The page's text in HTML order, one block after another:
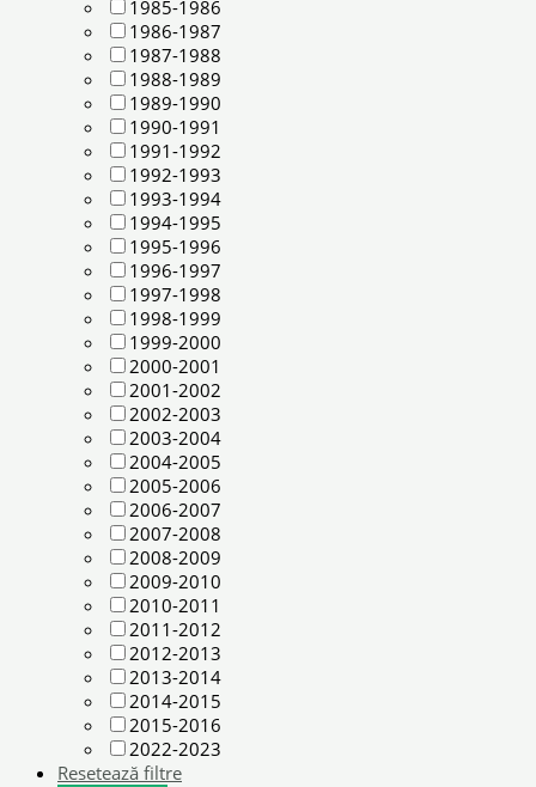
1985-1986
1986-1987
1987-1988
1988-1989
1989-1990
1990-1991
1991-1992
1992-1993
1993-1994
1994-1995
1995-1996
1996-1997
1997-1998
1998-1999
1999-2000
2000-2001
2001-2002
2002-2003
2003-2004
2004-2005
2005-2006
2006-2007
2007-2008
2008-2009
2009-2010
2010-2011
2011-2012
2012-2013
2013-2014
2014-2015
2015-2016
2022-2023
Resetează filtre